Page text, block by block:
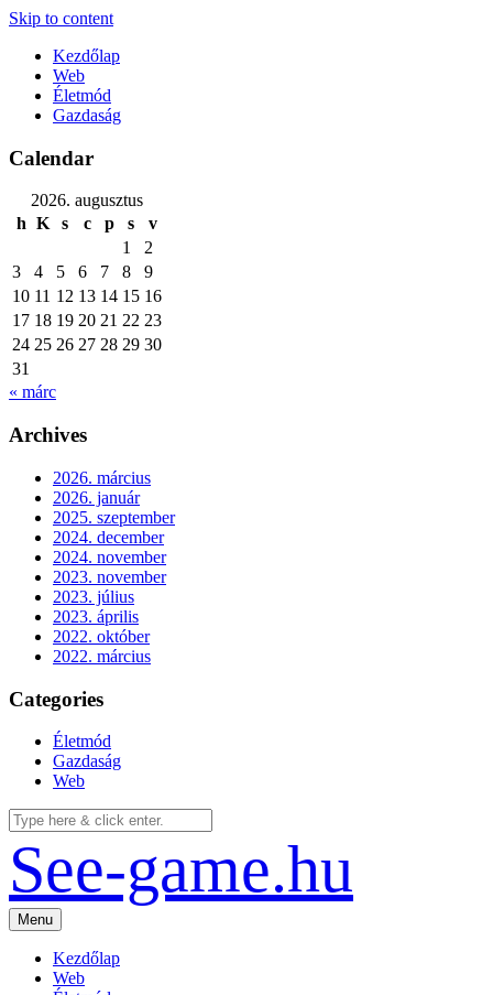
Skip to content
Kezdőlap
Web
Életmód
Gazdaság
Calendar
2026. augusztus
h K s c p s
v
1
2
3
4 5 6 7 8
9
10 11 12 13 14 15 16
17 18 19 20 21 22 23
24 25 26 27 28 29 30
31
« márc
Archives
2026. március
2026. január
2025. szeptember
2024. december
2024. november
2023. november
2023. július
2023. április
2022. október
2022. március
Categories
Életmód
Gazdaság
Web
See-game.hu
Menu
Kezdőlap
Web